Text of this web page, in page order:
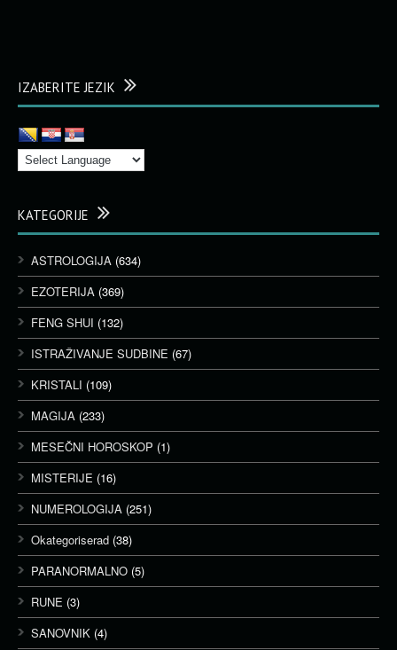
IZABERITE JEZIK
KATEGORIJE
ASTROLOGIJA (634)
EZOTERIJA (369)
FENG SHUI (132)
ISTRAŽIVANJE SUDBINE (67)
KRISTALI (109)
MAGIJA (233)
MESEČNI HOROSKOP (1)
MISTERIJE (16)
NUMEROLOGIJA (251)
Okategoriserad (38)
PARANORMALNO (5)
RUNE (3)
SANOVNIK (4)